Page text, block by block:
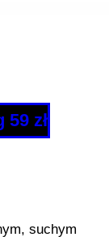
zł
suchym